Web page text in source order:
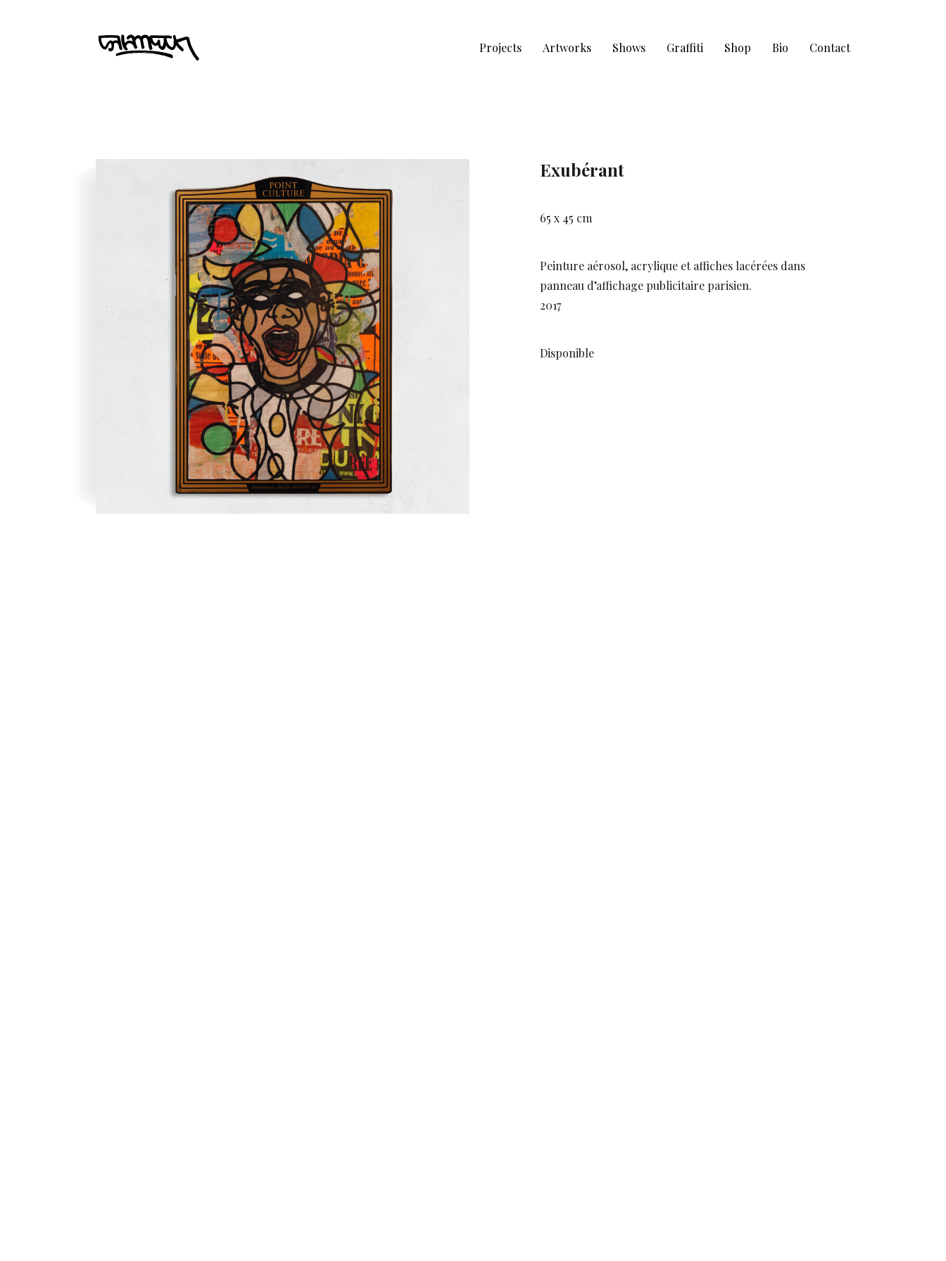
Projects Artworks Shows Graffiti Shop Bio Contact
Exubérant
65 x 45 cm
Peinture aérosol, acrylique et affiches lacérées dans
panneau d’affichage publicitaire parisien.
2017
Disponible